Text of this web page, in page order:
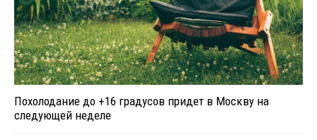
Похолодание до +16 градусов придет в Москву на
следующей неделе